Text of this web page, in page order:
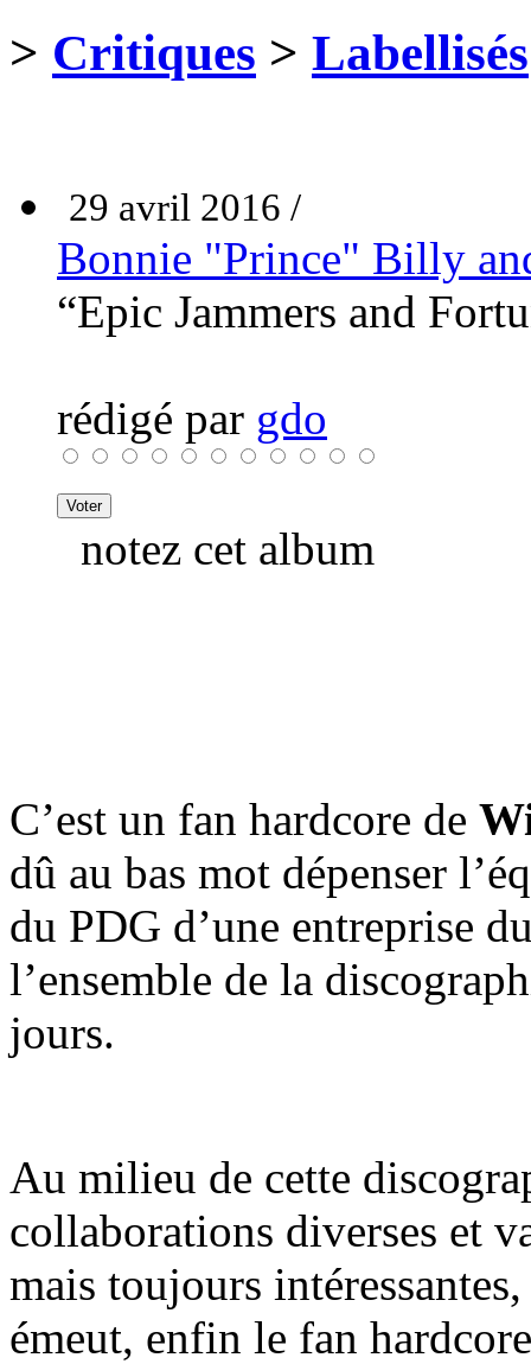
> Critiques > Labellisés
29 avril 2016 /
Bonnie "Prince" Billy
“Epic Jammers and
rédigé par gdo
notez cet album
C’est un fan hardcore de
dû au bas mot dépenser
du PDG d’une entreprise
l’ensemble de la
jours.
Au milieu de cette
collaborations diverses et
mais toujours
émeut, enfin le fan